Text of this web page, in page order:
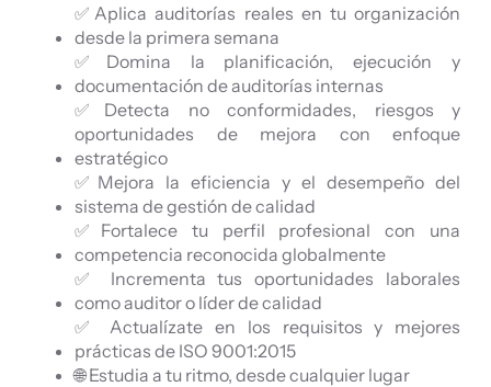
✅Aplica auditorías reales en tu organización
desde la primera semana
✅Domina la planificación, ejecución y
documentación de auditorías internas
✅Detecta no conformidades, riesgos y
oportunidades de mejora con enfoque
estratégico
✅Mejora la eficiencia y el desempeño del
sistema de gestión de calidad
✅Fortalece tu perfil profesional con una
competencia reconocida globalmente
✅ Incrementa tus oportunidades laborales
como auditor o líder de calidad
✅ Actualízate en los requisitos y mejores
prácticas de ISO 9001:2015
🌐 Estudia a tu ritmo, desde cualquier lugar